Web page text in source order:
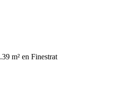
m² en Finestrat